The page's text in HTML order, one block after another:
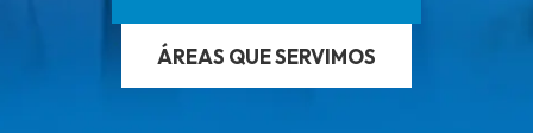
ÁREAS QUE SERVIMOS